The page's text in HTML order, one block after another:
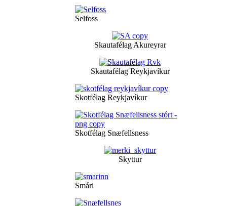
Selfoss
Skautafélag Akureyrar
Skautafélag Reykjavíkur
Skotfélag Reykjavíkur
Skotfélag Snæfellsness
Skyttur
Smári